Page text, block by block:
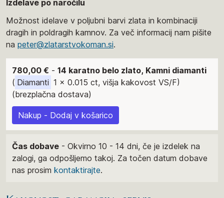
Izdelave po naročilu
Možnost idelave v poljubni barvi zlata in kombinaciji
dragih in poldragih kamnov. Za več informacij nam pišite
na peter@zlatarstvokoman.si.
780,00 € - 14 karatno belo zlato, Kamni diamanti
( Diamanti 1 x 0.015 ct, višja kakovost VS/F)
(brezplačna dostava)
Nakup - Dodaj v košarico
Čas dobave - Okvirno 10 - 14 dni, če je izdelek na
zalogi, ga odpošljemo takoj. Za točen datum dobave
nas prosim kontaktirajte.